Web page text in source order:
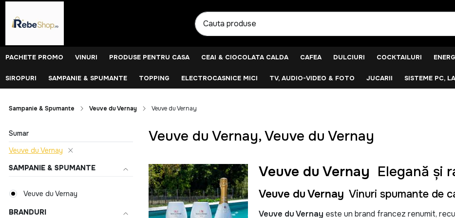
PACHETE PROMO VINURI PRODUSE PENTRU CASA CEAI & CIOCOLATA CALDA CAFEA DULCIURI COCKTAILURI
SIROPURI SAMPANIE & SPUMANTE TOPPING ELECTROCASNICE MICI TV, AUDIO-VIDEO & FOTO JUCARII SISTEME PC,
Sampanie & Spumante Veuve du Vernay Veuve du Vernay
Sumar
Veuve du Vernay
SAMPANIE & SPUMANTE
Veuve du Vernay
BRANDURI
Veuve du Vernay, Veuve du Vernay
Veuve du Vernay Eleganță și
Veuve du Vernay Vinuri spumante de
Veuve du Vernay este un brand francez renumit,